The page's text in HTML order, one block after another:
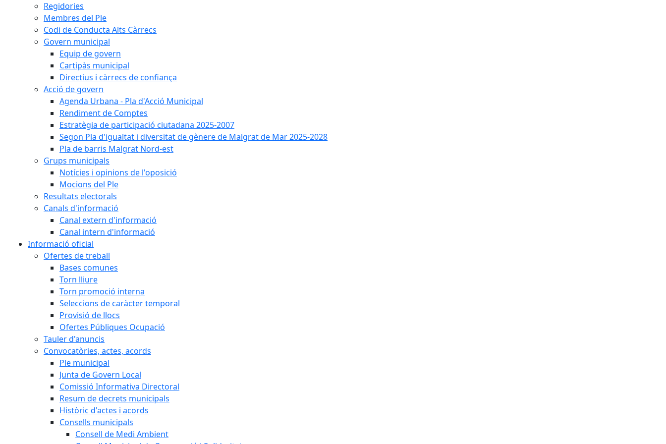
Regidories
Membres del Ple
Codi de Conducta Alts Càrrecs
Govern municipal
Equip de govern
Cartipàs municipal
Directius i càrrecs de confiança
Acció de govern
Agenda Urbana - Pla d'Acció Municipal
Rendiment de Comptes
Estratègia de participació ciutadana 2025-2007
Segon Pla d'igualtat i diversitat de gènere de Malgrat de Mar 2025-2028
Pla de barris Malgrat Nord-est
Grups municipals
Notícies i opinions de l'oposició
Mocions del Ple
Resultats electorals
Canals d'informació
Canal extern d'informació
Canal intern d'informació
Informació oficial
Ofertes de treball
Bases comunes
Torn lliure
Torn promoció interna
Seleccions de caràcter temporal
Provisió de llocs
Ofertes Públiques Ocupació
Tauler d'anuncis
Convocatòries, actes, acords
Ple municipal
Junta de Govern Local
Comissió Informativa Directoral
Resum de decrets municipals
Històric d'actes i acords
Consells municipals
Consell de Medi Ambient